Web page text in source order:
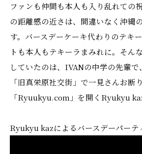
ファンも仲間も本人も入り乱れての
の距離感の近さは、間違いなく沖縄
す。バースデーケーキ代わりのテキ
トも本人もテキーラまみれに。そん
していたのは、IVANの中学の先輩
「旧真栄原社交街」で一見さんお断
「Ryuukyu.com」を開くRyukyu
Ryukyu kazによるバースデーパーテ